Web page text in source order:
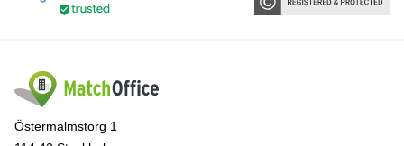
Östermalmstorg 1